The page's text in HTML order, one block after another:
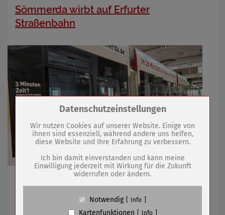
Sömmerda wirbt auf Erfurter
Straßenbahn
Stadt setzt damit gemeinsame Imagekampagne mit
Wohnungsunternehmen fort
Zum Betrieb der Seite notwendige Cookies /
Name
PHP Session Cookie
Anbieter
Eigentümer dieser Website (Wenko-
Wenselaar GmbH & Co. KG)
Absicherung Kontaktformular / SPAM
Datenschutzeinstellungen
Wir nutzen Cookies auf unserer Website. Einige von
ihnen sind essenziell, während andere uns helfen,
diese Website und Ihre Erfahrung zu verbessern.
Ich bin damit einverstanden und kann meine
Einwilligung jederzeit mit Wirkung für die Zukunft
widerrufen oder ändern.
Notwendig Info
Kartenfunktionen Info